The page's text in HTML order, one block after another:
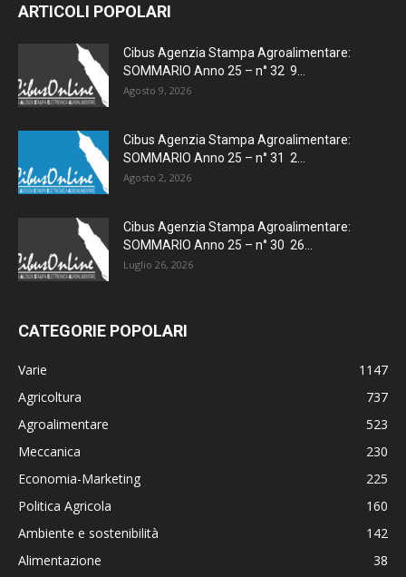
ARTICOLI POPOLARI
Cibus Agenzia Stampa Agroalimentare:
SOMMARIO Anno 25 – n° 32 9...
Agosto 9, 2026
Cibus Agenzia Stampa Agroalimentare:
SOMMARIO Anno 25 – n° 31 2...
Agosto 2, 2026
Cibus Agenzia Stampa Agroalimentare:
SOMMARIO Anno 25 – n° 30 26...
Luglio 26, 2026
CATEGORIE POPOLARI
Varie
1147
Agricoltura
737
Agroalimentare
523
Meccanica
230
Economia-Marketing
225
Politica Agricola
160
Ambiente e sostenibilità
142
Alimentazione
38